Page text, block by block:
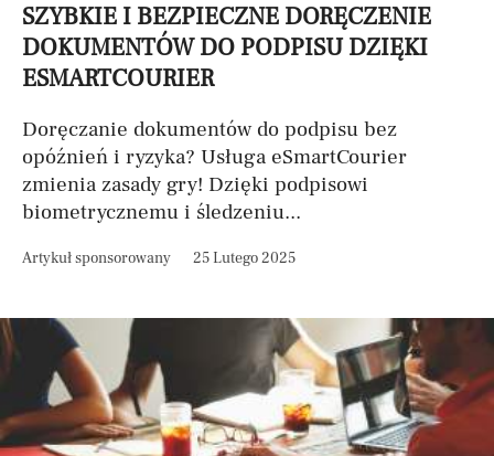
SZYBKIE I BEZPIECZNE DORĘCZENIE
DOKUMENTÓW DO PODPISU DZIĘKI
ESMARTCOURIER
Doręczanie dokumentów do podpisu bez
opóźnień i ryzyka? Usługa eSmartCourier
zmienia zasady gry! Dzięki podpisowi
biometrycznemu i śledzeniu...
Artykuł sponsorowany 25 Lutego 2025